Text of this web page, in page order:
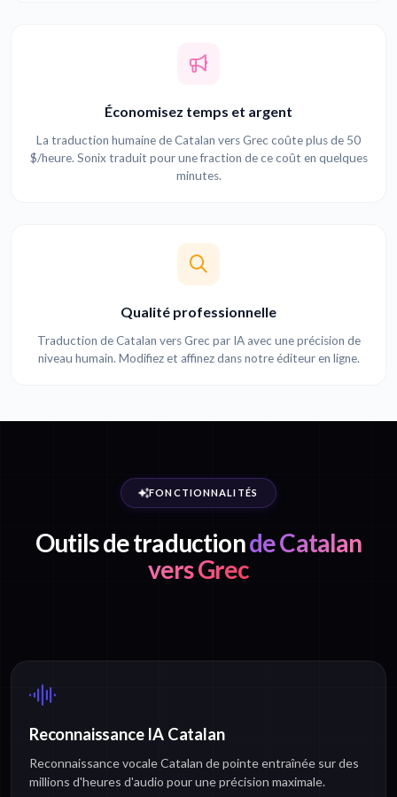
Économisez temps et argent
La traduction humaine de Catalan vers Grec coûte plus de 50
$/heure. Sonix traduit pour une fraction de ce coût en quelques
minutes.
Qualité professionnelle
Traduction de Catalan vers Grec par IA avec une précision de
niveau humain. Modifiez et affinez dans notre éditeur en ligne.
FONCTIONNALITÉS
Outils de traductionde Catalan
vers Grec
Reconnaissance IA Catalan
Reconnaissance vocale Catalan de pointe entraînée sur des
millions d'heures d'audio pour une précision maximale.